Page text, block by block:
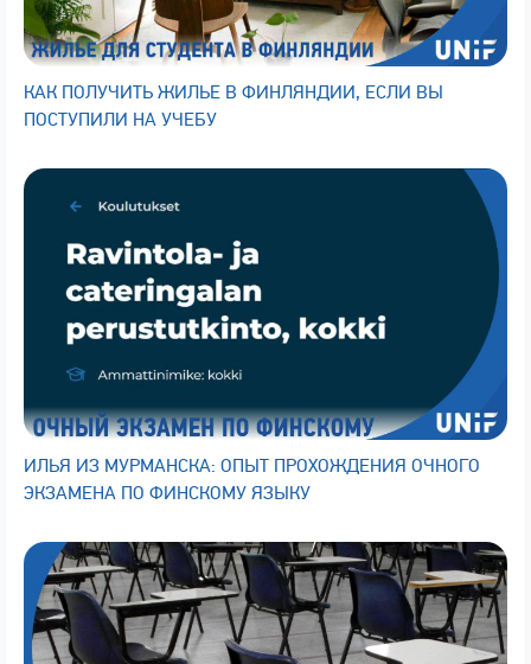
КАК ПОЛУЧИТЬ ЖИЛЬЕ В ФИНЛЯНДИИ, ЕСЛИ ВЫ
ПОСТУПИЛИ НА УЧЕБУ
ИЛЬЯ ИЗ МУРМАНСКА: ОПЫТ ПРОХОЖДЕНИЯ ОЧНОГО
ЭКЗАМЕНА ПО ФИНСКОМУ ЯЗЫКУ